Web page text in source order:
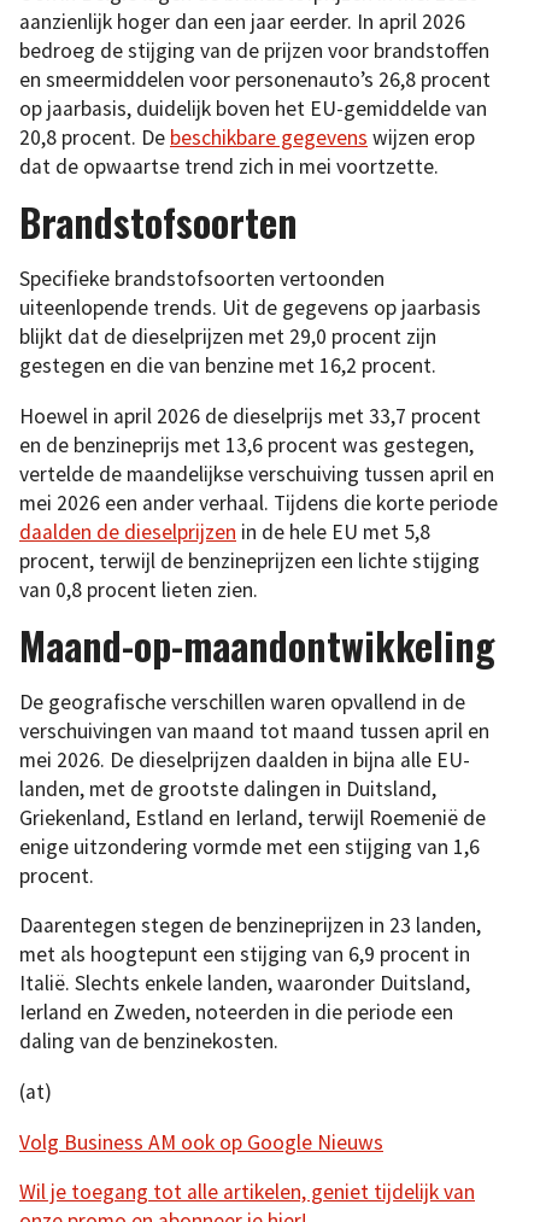
aanzienlijk hoger dan een jaar eerder. In april 2026
bedroeg de stijging van de prijzen voor brandstoffen
en smeermiddelen voor personenauto’s 26,8 procent
op jaarbasis, duidelijk boven het EU-gemiddelde van
20,8 procent. De beschikbare gegevens wijzen erop
dat de opwaartse trend zich in mei voortzette.
Brandstofsoorten
Specifieke brandstofsoorten vertoonden
uiteenlopende trends. Uit de gegevens op jaarbasis
blijkt dat de dieselprijzen met 29,0 procent zijn
gestegen en die van benzine met 16,2 procent.
Hoewel in april 2026 de dieselprijs met 33,7 procent
en de benzineprijs met 13,6 procent was gestegen,
vertelde de maandelijkse verschuiving tussen april en
mei 2026 een ander verhaal. Tijdens die korte periode
daalden de dieselprijzen in de hele EU met 5,8
procent, terwijl de benzineprijzen een lichte stijging
van 0,8 procent lieten zien.
Maand-op-maandontwikkeling
De geografische verschillen waren opvallend in de
verschuivingen van maand tot maand tussen april en
mei 2026. De dieselprijzen daalden in bijna alle EU-
landen, met de grootste dalingen in Duitsland,
Griekenland, Estland en Ierland, terwijl Roemenië de
enige uitzondering vormde met een stijging van 1,6
procent.
Daarentegen stegen de benzineprijzen in 23 landen,
met als hoogtepunt een stijging van 6,9 procent in
Italië. Slechts enkele landen, waaronder Duitsland,
Ierland en Zweden, noteerden in die periode een
daling van de benzinekosten.
(at)
Volg Business AM ook op Google Nieuws
Wil je toegang tot alle artikelen, geniet tijdelijk van